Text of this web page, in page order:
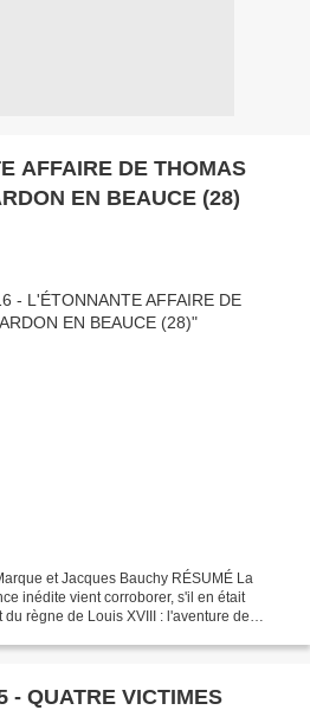
AFFAIRE DE THOMAS
EN BEAUCE (28)
et Jacques Bauchy RÉSUMÉ La
inédite vient corroborer, s'il en était
règne de Louis XVIII : l'aventure de